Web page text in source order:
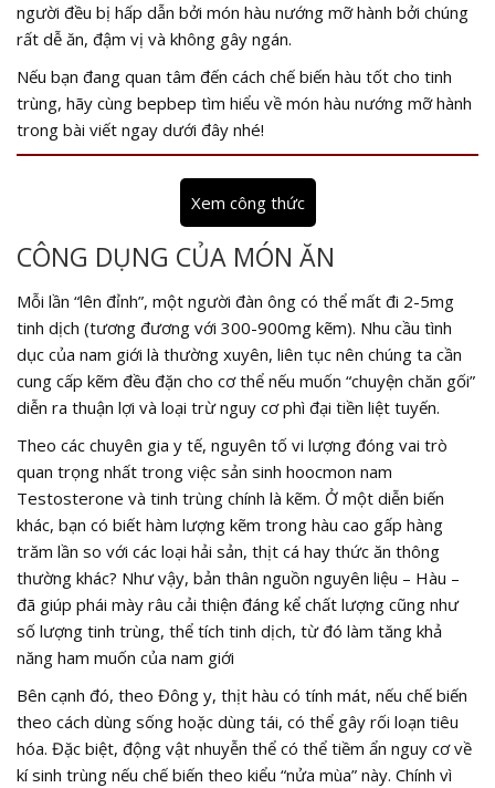
người đều bị hấp dẫn bởi món hàu nướng mỡ hành bởi chúng
rất dễ ăn, đậm vị và không gây ngán.
Nếu bạn đang quan tâm đến cách chế biến hàu tốt cho tinh
trùng, hãy cùng bepbep tìm hiểu về món hàu nướng mỡ hành
trong bài viết ngay dưới đây nhé!
Xem công thức
CÔNG DỤNG CỦA MÓN ĂN
Mỗi lần “lên đỉnh”, một người đàn ông có thể mất đi 2-5mg
tinh dịch (tương đương với 300-900mg kẽm). Nhu cầu tình
dục của nam giới là thường xuyên, liên tục nên chúng ta cần
cung cấp kẽm đều đặn cho cơ thể nếu muốn “chuyện chăn gối”
diễn ra thuận lợi và loại trừ nguy cơ phì đại tiền liệt tuyến.
Theo các chuyên gia y tế, nguyên tố vi lượng đóng vai trò
quan trọng nhất trong việc sản sinh hoocmon nam
Testosterone và tinh trùng chính là kẽm. Ở một diễn biến
khác, bạn có biết hàm lượng kẽm trong hàu cao gấp hàng
trăm lần so với các loại hải sản, thịt cá hay thức ăn thông
thường khác? Như vậy, bản thân nguồn nguyên liệu – Hàu –
đã giúp phái mày râu cải thiện đáng kể chất lượng cũng như
số lượng tinh trùng, thể tích tinh dịch, từ đó làm tăng khả
năng ham muốn của nam giới
Bên cạnh đó, theo Đông y, thịt hàu có tính mát, nếu chế biến
theo cách dùng sống hoặc dùng tái, có thể gây rối loạn tiêu
hóa. Đặc biệt, động vật nhuyễn thể có thể tiềm ẩn nguy cơ về
kí sinh trùng nếu chế biến theo kiểu “nửa mùa” này. Chính vì